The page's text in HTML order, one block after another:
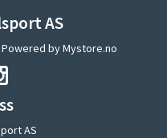
AS
byMystore.no
AS